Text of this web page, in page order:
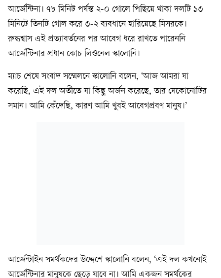
আর্জেন্টিনা। ৭৮ মিনিট পর্যন্ত ২-০ গোলে পিছিয়ে থাকা দলটি ১৩
মিনিটে তিনটি গোল করে ৩-২ ব্যবধানে হারিয়েছে মিসরকে।
রুদ্ধশ্বাস এই প্রত্যাবর্তনের পর আবেগ ধরে রাখতে পারেননি
আর্জেন্টিনার প্রধান কোচ লিওনেল স্কালোনি।
ম্যাচ শেষে সংবাদ সম্মেলনে স্কালোনি বলেন, ‘আজ আমরা যা
করেছি, এই দল অতীতে যা কিছু অর্জন করেছে, তার যেকোনোটির
সমান। আমি কেঁদেছি, কারণ আমি খুবই আবেগপ্রবণ মানুষ।’
আর্জেন্টাইন সমর্থকদের উদ্দেশে স্কালোনি বলেন, ‘এই দল কখনোই
আর্জেন্টিনার মানুষকে ছেড়ে যাবে না। আমি একজন সমর্থকের